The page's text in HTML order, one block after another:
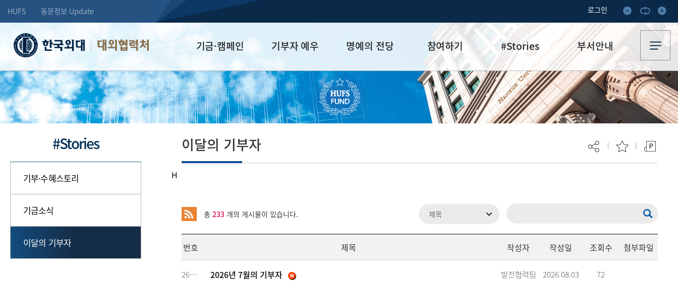
HUFS 동문정보 Update 로그인
대외협력처 기금·캠페인
학교발전기금
장학기금
선배드림 장학금
기부자 예우
예우 프로그램
세제 혜택
명예의 전당
HUFS Honor
Diamond Club
Platinum Club
참여하기
참여방법
기부하기
잠재기부자 추천
#Stories
기부·수혜스토리
기금소식
이달의 기부자
부서안내
업무안내
오시는 길
#Stories
기부·수혜스토리
기금소식
이달의 기부자
H
이달의 기부자
총 233개의 게시물이 있습니다.
번호 제목 작성자 작성일 조회수 첨부파일
260637 2026년 7월의 기부자 발전협력팀 2026.08.03 72